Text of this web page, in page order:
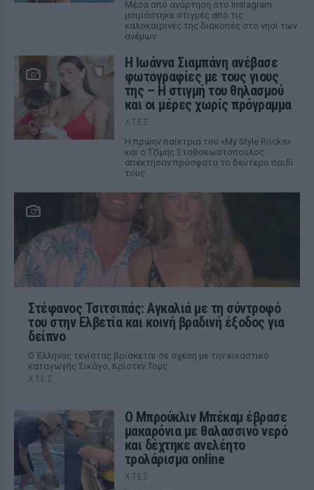
Μέσα από ανάρτηση στο Instagram
μοιράστηκε στιγμές από τις
καλοκαιρινές της διακοπές στο νησί των
ανέμων
H Ιωάννα Σιαμπάνη ανέβασε
φωτογραφίες με τους γιους
της – Η στιγμή του θηλασμού
και οι μέρες χωρίς πρόγραμμα
ΧΤΕΣ
Η πρώην παίκτρια του «My Style Rocks»
και ο Τζίμης Σταθοκωστόπουλος
απέκτησαν πρόσφατα το δεύτερο παιδί
τους
Στέφανος Τσιτσιπάς: Αγκαλιά με τη σύντροφό
του στην Ελβετία και κοινή βραδινή έξοδος για
δείπνο
Ο Έλληνας τενίστας βρίσκεται σε σχέση με την εικαστικό
καταγωγής Σικάγο, Κρίστεν Τομς
ΧΤΕΣ
Ο Μπρούκλιν Μπέκαμ έβρασε
μακαρόνια με θαλασσινό νερό
και δέχτηκε ανελέητο
τρολάρισμα online
ΧΤΕΣ